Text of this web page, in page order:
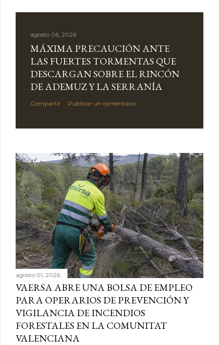
agosto 06, 2026
MÁXIMA PRECAUCIÓN ANTE
LAS FUERTES TORMENTAS QUE
DESCARGAN SOBRE EL RINCÓN
DE ADEMUZ Y LA SERRANÍA
Compartir Publicar un comentario
agosto 01, 2026
VAERSA ABRE UNA BOLSA DE EMPLEO
PARA OPERARIOS DE PREVENCIÓN Y
VIGILANCIA DE INCENDIOS
FORESTALES EN LA COMUNITAT
VALENCIANA